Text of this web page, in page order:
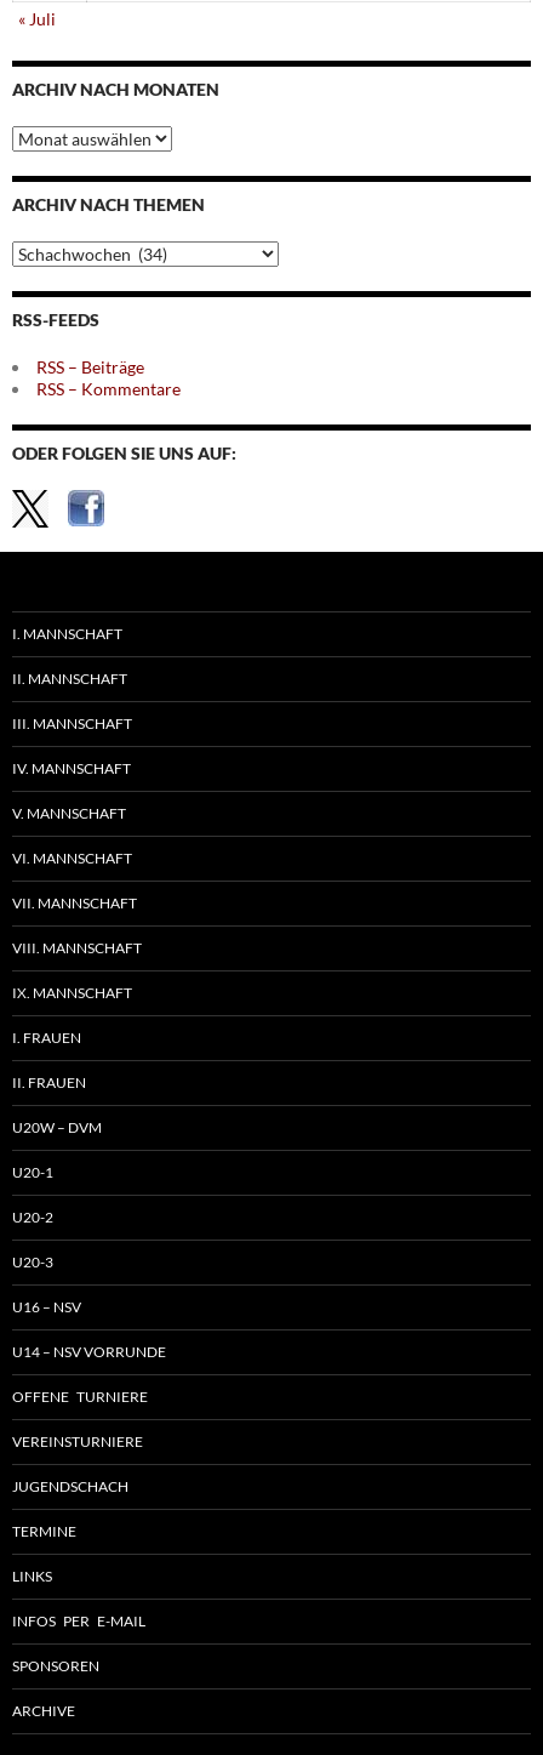
« Juli
ARCHIV NACH MONATEN
Archiv
nach
Monaten
ARCHIV NACH THEMEN
Archiv
nach
Themen
RSS-FEEDS
RSS – Beiträge
RSS – Kommentare
ODER FOLGEN SIE UNS AUF:
I. MANNSCHAFT
II. MANNSCHAFT
III. MANNSCHAFT
IV. MANNSCHAFT
V. MANNSCHAFT
VI. MANNSCHAFT
VII. MANNSCHAFT
VIII. MANNSCHAFT
IX. MANNSCHAFT
I. FRAUEN
II. FRAUEN
U20W – DVM
U20-1
U20-2
U20-3
U16 – NSV
U14 – NSV VORRUNDE
OFFENE TURNIERE
VEREINSTURNIERE
JUGENDSCHACH
TERMINE
LINKS
INFOS PER E-MAIL
SPONSOREN
ARCHIVE